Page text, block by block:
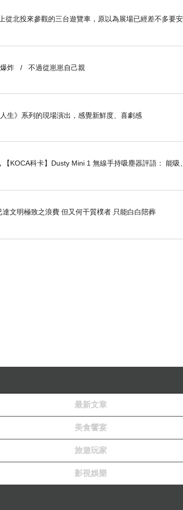
從北投來參觀的三台遊覽車，原以為展場已經差不多要
爆炸 / 不過從崽崽自己親
生》系列的現場演出，感覺新鮮度、喜劇感
KOCA科卡】Dusty Mini 1 無線手持吸塵器評語： 能吸
文明極致之浪費 但又何干質樸者 只能白白陪葬
最新文章
美食饗宴
旅遊玩家
影視娛樂